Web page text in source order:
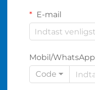
E-mail
Mobil/WhatsApp
Code